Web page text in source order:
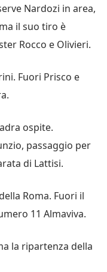
Nardozi in area,
il suo tiro è
Rocco e Olivieri.
Fuori Prisco e
ospite.
passaggio per
di Lattisi.
Roma. Fuori il
11 Almaviva.
la ripartenza della